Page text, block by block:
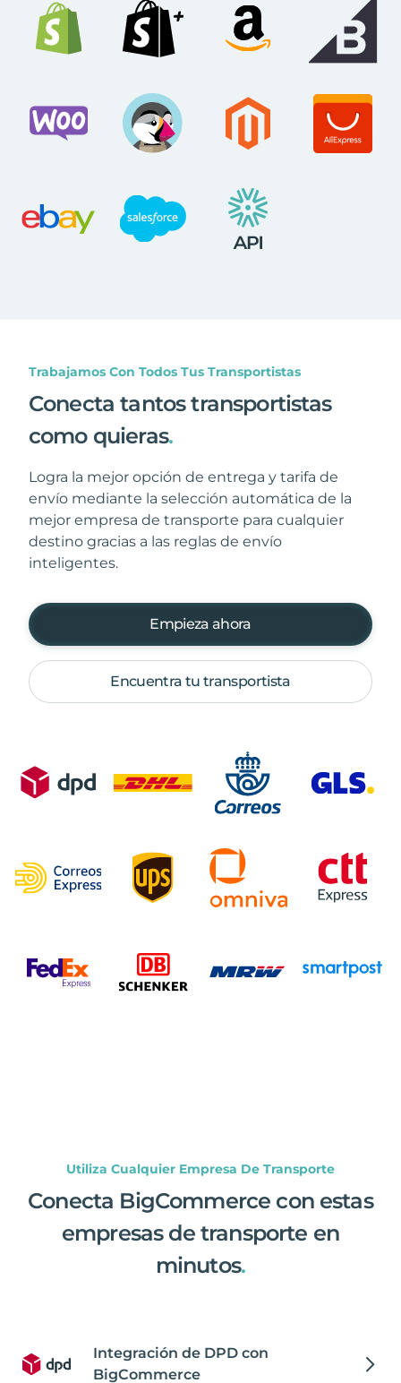
Trabajamos Con Todos Tus Transportistas
Conecta tantos transportistas
como quieras.
Logra la mejor opción de entrega y tarifa de
envío mediante la selección automática de la
mejor empresa de transporte para cualquier
destino gracias a las reglas de envío
inteligentes.
Empieza ahora
Encuentra tu transportista
Utiliza Cualquier Empresa De Transporte
Conecta BigCommerce con estas
empresas de transporte en
minutos.
Integración de DPD con
BigCommerce